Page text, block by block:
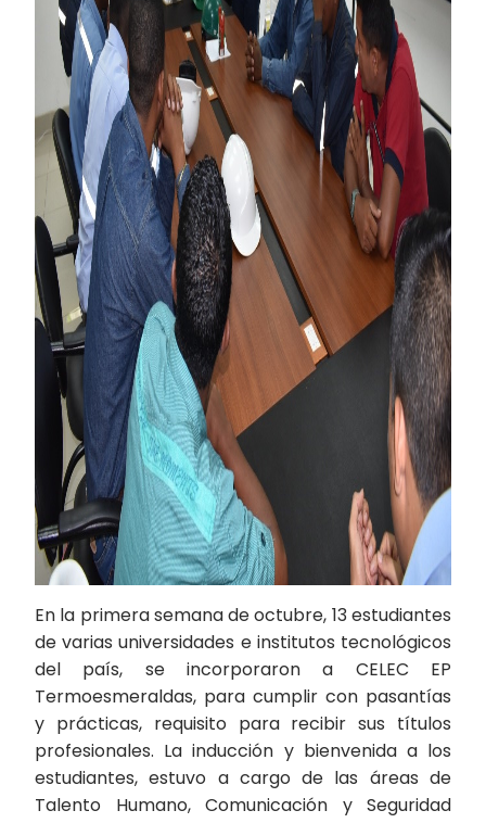
En la primera semana de octubre, 13 estudiantes
de varias universidades e institutos tecnológicos
del país, se incorporaron a CELEC EP
Termoesmeraldas, para cumplir con pasantías
y prácticas, requisito para recibir sus títulos
profesionales. La inducción y bienvenida a los
estudiantes, estuvo a cargo de las áreas de
Talento Humano, Comunicación y Seguridad